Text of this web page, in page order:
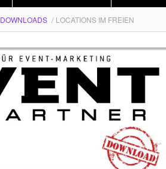
DOWNLOADS LOCATIONS IM FREIEN